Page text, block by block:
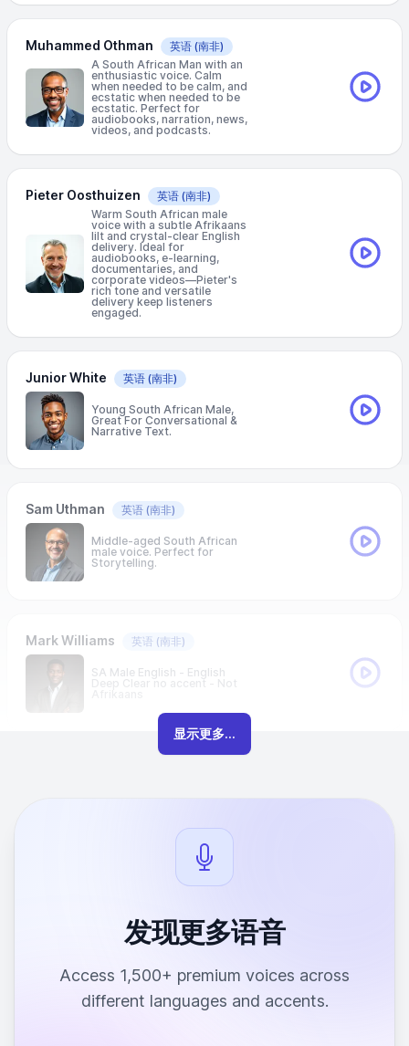
Muhammed Othman 英语 (南非)
A South African Man with an
enthusiastic voice. Calm
when needed to be calm, and
ecstatic when needed to be
ecstatic. Perfect for
audiobooks, narration, news,
videos, and podcasts.
Pieter Oosthuizen 英语 (南非)
Warm South African male
voice with a subtle Afrikaans
lilt and crystal-clear English
delivery. Ideal for
audiobooks, e-learning,
documentaries, and
corporate videos—Pieter's
rich tone and versatile
delivery keep listeners
engaged.
Junior White 英语 (南非)
Young South African Male,
Great For Conversational &
Narrative Text.
Sam Uthman 英语 (南非)
Middle-aged South African
male voice. Perfect for
Storytelling.
Mark Williams 英语 (南非)
SA Male English - English
Deep Clear no accent - Not
显示更多...
发现更多语音
Access 1,500+ premium voices across
different languages and accents.